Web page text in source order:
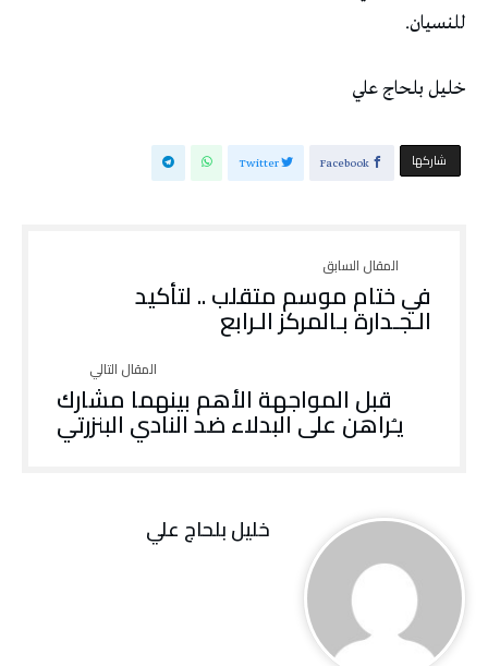
‬للنسيان‭. ‬
خليل‭ ‬بلحاج‭ ‬علي
‫‫ شاركها‬ Facebook
Twitter
في ختام موسم متقلب .. لتأكيد
الـجـدارة بـالمركز الـرابع
قبل المواجهة الأهم بينهما مشارك
يـُراهن على البدلاء ضد النادي البنزرتي
خليل‭ ‬بلحاج‭ ‬علي